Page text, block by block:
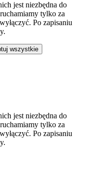
jest niezbędna do
tylko za
Po zapisaniu
wszystkie
jest niezbędna do
tylko za
Po zapisaniu